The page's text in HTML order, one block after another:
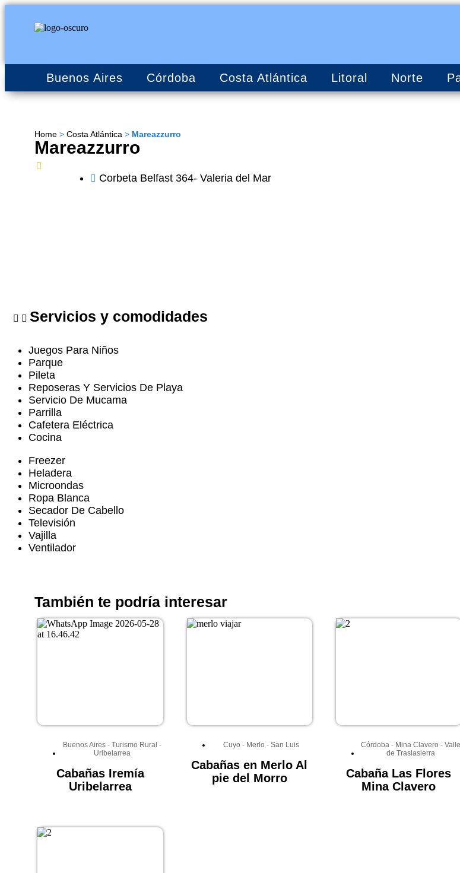
Buenos Aires Córdoba Costa Atlántica Litoral Norte
Home > Costa Atlántica > Mareazzurro
Mareazzurro
Corbeta Belfast 364- Valeria del Mar
Servicios y comodidades
Juegos Para Niños
Parque
Pileta
Reposeras Y Servicios De Playa
Servicio De Mucama
Parrilla
Cafetera Eléctrica
Cocina
Freezer
Heladera
Microondas
Ropa Blanca
Secador De Cabello
Televisión
Vajilla
Ventilador
También te podría interesar
Buenos Aires- Turismo Rural -
Uribelarrea
Cabañas Iremía
Uribelarrea
Cuyo - Merlo -San Luis
Cabañas en Merlo Al
pie del Morro
Córdoba- Mina Clavero - Valle
de Traslasierra
Cabaña Las Flores
Mina Clavero